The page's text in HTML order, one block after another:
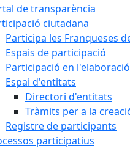
de transparència
ciutadana
Participa les Franqueses
Espais de participació
Participació en
Espai d'entitats
Directori d'entitats
Tràmits per a la
Registre de participants
participatius